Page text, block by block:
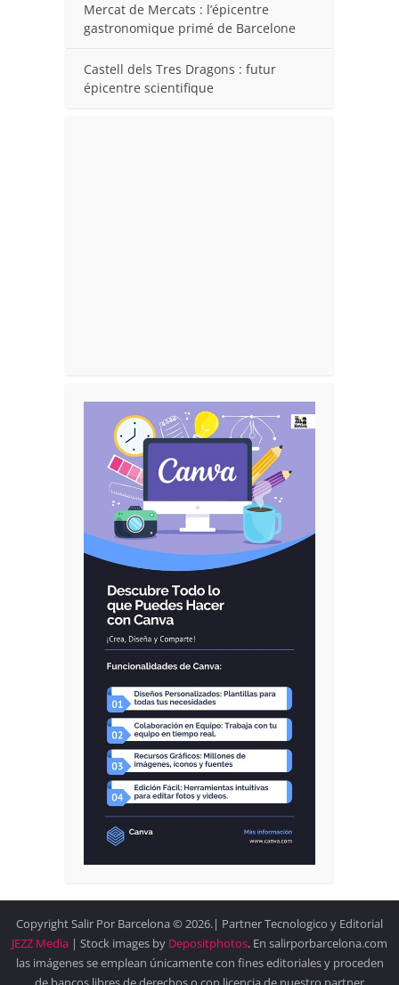
Mercat de Mercats : l’épicentre
gastronomique primé de Barcelone
Castell dels Tres Dragons : futur
épicentre scientifique
Copyright Salir Por Barcelona © 2026.| Partner Tecnologico y Editorial
JEZZ Media | Stock images by Depositphotos. En salirporbarcelona.com
las imágenes se emplean únicamente con fines editoriales y proceden